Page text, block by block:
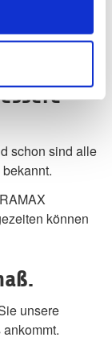
schon sind alle
können
unsere